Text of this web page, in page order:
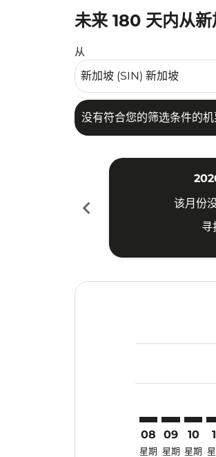
未来 180 天内从
从
没有符合您的筛选条件的机
没有符合您的筛选条件的机
chevron_left
该月份
寻
08
星期
09
星期
10
星期